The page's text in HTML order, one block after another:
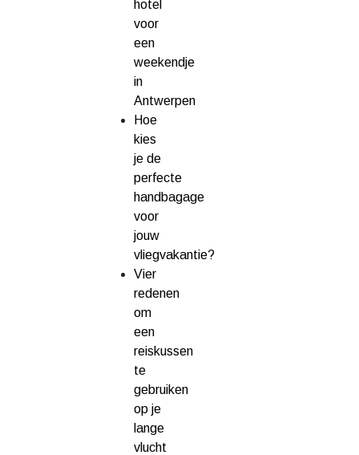
hotel
voor
een
weekendje
in
Antwerpen
Hoe
kies
je de
perfecte
handbagage
voor
jouw
vliegvakantie?
Vier
redenen
om
een
reiskussen
te
gebruiken
op je
lange
vlucht